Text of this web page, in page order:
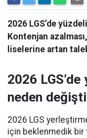
2026 LGS’de
Kontenjan
liselerine artan
2026
neden
2026 LGS
için beklenmedik bir